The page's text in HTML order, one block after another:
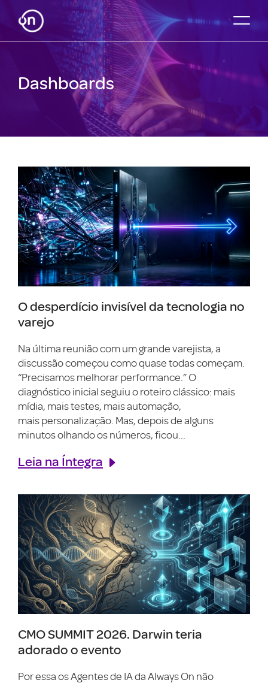
Dashboards
O desperdício invisível da tecnologia no
varejo
Na última reunião com um grande varejista, a
discussão começou como quase todas começam.
“Precisamos melhorar performance.” O
diagnóstico inicial seguiu o roteiro clássico: mais
mídia, mais testes, mais automação,
mais personalização. Mas, depois de alguns
minutos olhando os números, ficou...
Leia na Íntegra
CMO SUMMIT 2026. Darwin teria
adorado o evento
Por essa os Agentes de IA da Always On não